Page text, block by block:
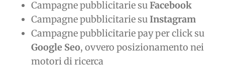
Campagne pubblicitarie suFacebook
Campagne pubblicitarie suInstagram
Campagne pubblicitarie pay per click su
Google Seo, ovvero posizionamento nei
motori di ricerca